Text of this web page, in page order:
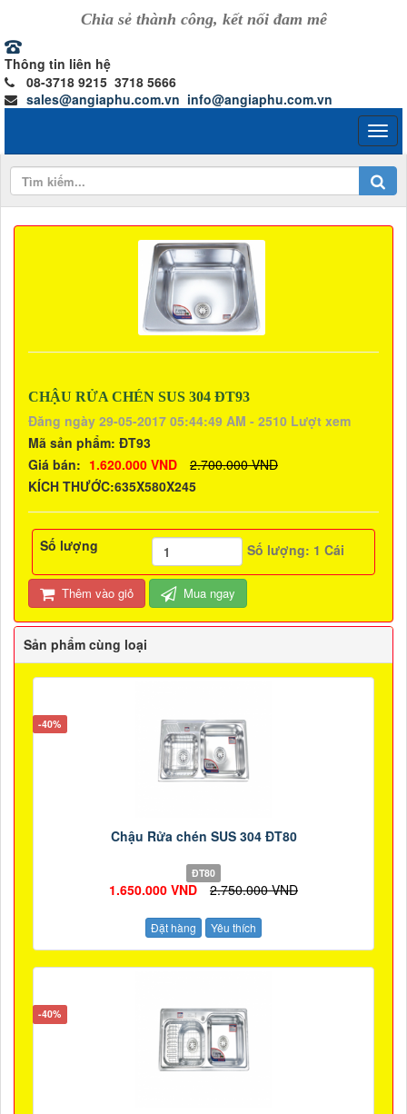
Chia sẻ thành công, kết nối đam mê
Thông tin liên hệ
08-3718 9215 3718 5666
sales@angiaphu.com.vn info@angiaphu.com.vn
CHẬU RỬA CHÉN SUS 304 ĐT93
Đăng ngày 29-05-2017 05:44:49 AM - 2510 Lượt xem
Mã sản phẩm: ĐT93
Giá bán: 1.620.000 VND
2.700.000 VND
KÍCH THƯỚC:635X580X245
Số lượng Số lượng: 1 Cái
Thêm vào giỏ Mua ngay
Sản phẩm cùng loại
-40%
Chậu Rửa chén SUS 304 ĐT80
ĐT80
1.650.000 VND 2.750.000 VND
Đặt hàng Yêu thích
-40%